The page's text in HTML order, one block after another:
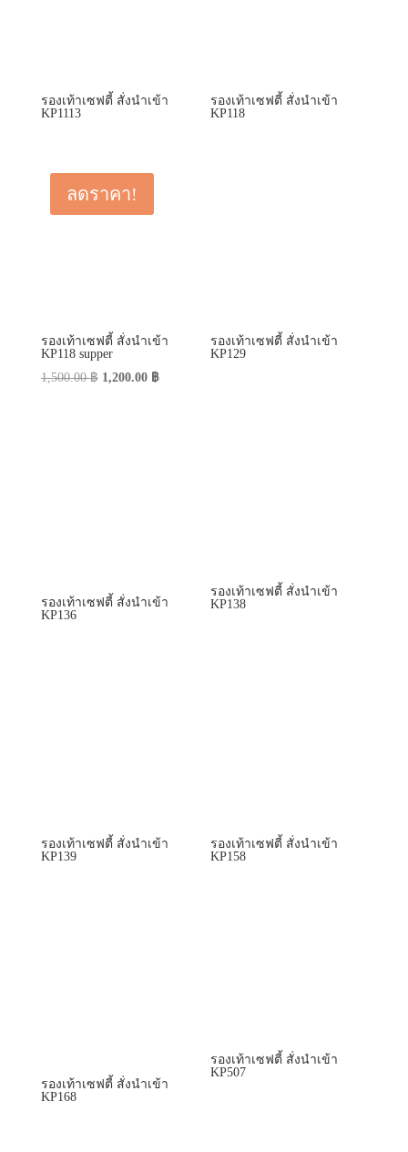
รองเท้าเซฟตี้ สั่งนำเข้า
KP1113
รองเท้าเซฟตี้ สั่งนำเข้า
KP118
ลดราคา!
รองเท้าเซฟตี้ สั่งนำเข้า
KP118 supper
1,500.00฿ Original
1,200.00 ฿Current
รองเท้าเซฟตี้ สั่งนำเข้า
KP129
รองเท้าเซฟตี้ สั่งนำเข้า
KP136
รองเท้าเซฟตี้ สั่งนำเข้า
KP138
รองเท้าเซฟตี้ สั่งนำเข้า
KP139
รองเท้าเซฟตี้ สั่งนำเข้า
KP158
รองเท้าเซฟตี้ สั่งนำเข้า
KP168
รองเท้าเซฟตี้ สั่งนำเข้า
KP507